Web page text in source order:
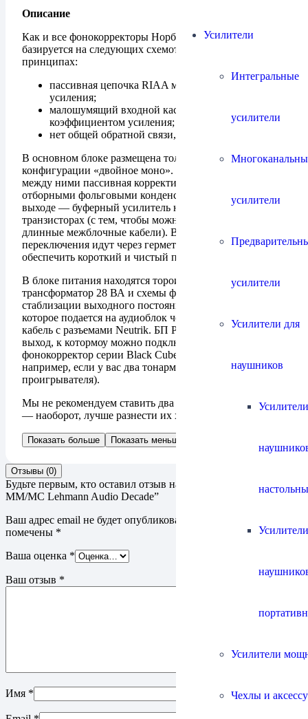
Усилители
Интегральные
усилители
усилители
усилители
Усилители для
наушников
Усилители
Чехлы и
Описание
Как и все фонокорректоры Норберта Леманна Decade
базируется на следующих схемотехнических
принципах:
пассивная цепочка RIAA между двумя каскадами
усиления;
малошумящий входной каскад с высоким
коэффициентом усиления;
нет общей обратной связи, класс А.
В основном блоке размещена только аудиосхема
конфигурации «двойное моно». Два каскада усиления,
между ними пассивная корректирующая цепочка с
отборными фольговыми конденсаторами Epco, на
выходе — буферный усилитель на дискретных
транзисторах (с тем, чтобы можно было использовать
длинные межблочные кабели). Все пользовательские
переключения идут через герметичные реле, чтобы
обеспечить короткий и чистый путь сигнала.
В блоке питания находятся тороидальный силовой
трансформатор 28 ВА и схемы фильтрации/
стаблизации выходного постоянного напряжения,
которое подается на аудиоблок через экранированный
кабель с разъемами Neutrik. БП PWX II имеет второй
выход, к котормоу можно подключить другой
фонокорректор серии Black Cube (это нужно,
например, если у вас два тонарма или два
проигрывателя).
Мы не рекомендуем ставить два блока один на другой
— наоборот, лучше разнести их хотя бы на полметра.
Показать больше Показать меньше
Отзывы (0)
Будьте первым, кто оставил отзыв на “Фонокорректор
MM/MC Lehmann Audio Decade”
Ваш адрес email не будет опубликован.
помечены *
Ваша оценка *
Ваш отзыв *
Имя *